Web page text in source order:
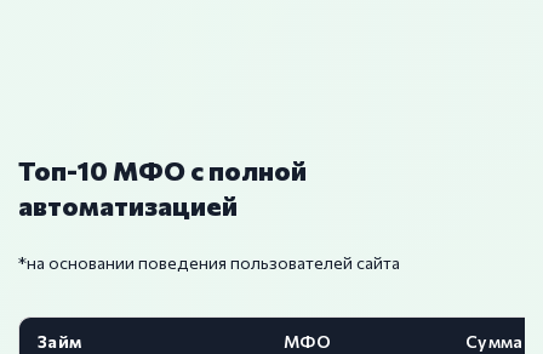
Топ-10 МФО с полной
автоматизацией
*на основании поведения пользователей сайта
Займ МФО Сумма